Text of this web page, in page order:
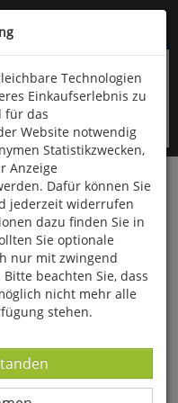
960
Verlag
Flora
im Vergleich
Technologien
Einkaufserlebnis zu
für das
Website notwendig
Statistikzwecken,
Anzeige
Dafür können Sie
jederzeit widerrufen
dazu finden Sie in
Sie optionale
nur mit zwingend
beachten Sie, dass
nicht mehr alle
stehen.
-